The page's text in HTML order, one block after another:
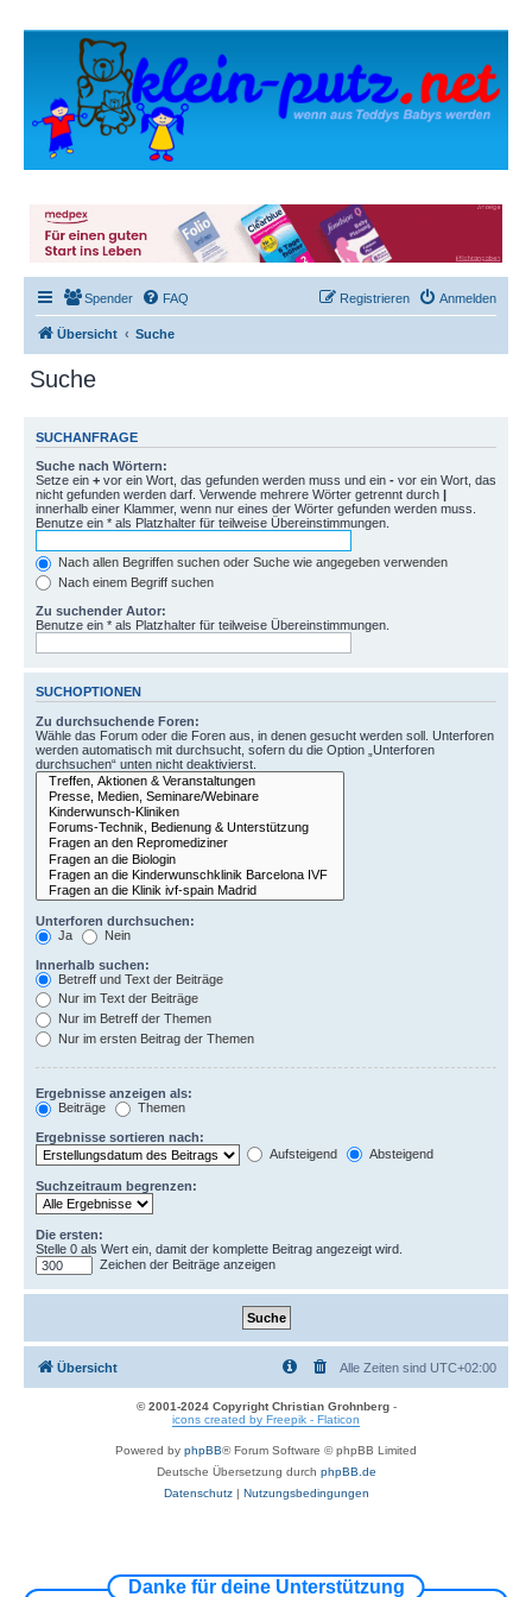
Spender FAQ Anmelden
Registrieren
Übersicht Suche
Suche
SUCHANFRAGE
Suche nach Wörtern:
Setze ein + vor ein Wort, das gefunden werden muss und ein - vor ein Wort, das
nicht gefunden werden darf. Verwende mehrere Wörter getrennt durch |
innerhalb einer Klammer, wenn nur eines der Wörter gefunden werden muss.
Benutze ein * als Platzhalter für teilweise Übereinstimmungen.
Nach allen Begriffen suchen oder Suche wie angegeben verwenden
Nach einem Begriff suchen
Zu suchender Autor:
Benutze ein * als Platzhalter für teilweise Übereinstimmungen.
SUCHOPTIONEN
Zu durchsuchende Foren:
Wähle das Forum oder die Foren aus, in denen gesucht werden soll. Unterforen
werden automatisch mit durchsucht, sofern du die Option „Unterforen
durchsuchen“ unten nicht deaktivierst.
Unterforen durchsuchen:
Ja
Nein
Innerhalb suchen:
Betreff und Text der Beiträge
Nur im Text der Beiträge
Nur im Betreff der Themen
Nur im ersten Beitrag der Themen
Ergebnisse anzeigen als:
Beiträge
Themen
Ergebnisse sortieren nach:
Aufsteigend
Absteigend
Suchzeitraum begrenzen:
Die ersten:
Stelle 0 als Wert ein, damit der komplette Beitrag angezeigt wird.
Zeichen der Beiträge anzeigen
Übersicht Alle Zeiten sind UTC+02:00
© 2001-2024 Copyright Christian Grohnberg-
icons created by Freepik - Flaticon
Powered by phpBB® Forum Software © phpBB Limited
Deutsche Übersetzung durch phpBB.de
Datenschutz| Nutzungsbedingungen
Danke für deine Unterstützung